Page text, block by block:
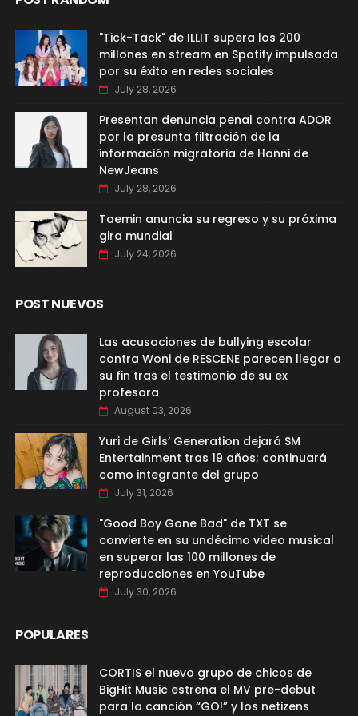
"Tick-Tack" de ILLIT supera los 200
millones en stream en Spotify impulsada
por su éxito en redes sociales
July 28, 2026
Presentan denuncia penal contra ADOR
por la presunta filtración de la
información migratoria de Hanni de
NewJeans
July 28, 2026
Taemin anuncia su regreso y su próxima
gira mundial
July 24, 2026
POST NUEVOS
Las acusaciones de bullying escolar
contra Woni de RESCENE parecen llegar a
su fin tras el testimonio de su ex
profesora
August 03, 2026
Yuri de Girls’ Generation dejará SM
Entertainment tras 19 años; continuará
como integrante del grupo
July 31, 2026
"Good Boy Gone Bad" de TXT se
convierte en su undécimo video musical
en superar las 100 millones de
reproducciones en YouTube
July 30, 2026
POPULARES
CORTIS el nuevo grupo de chicos de
BigHit Music estrena el MV pre-debut
para la canción “GO!” y los netizens